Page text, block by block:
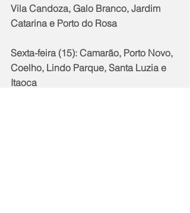
Vila Candoza, Galo Branco, Jardim
Catarina e Porto do Rosa
Sexta-feira (15): Camarão, Porto Novo,
Coelho, Lindo Parque, Santa Luzia e
Itaoca